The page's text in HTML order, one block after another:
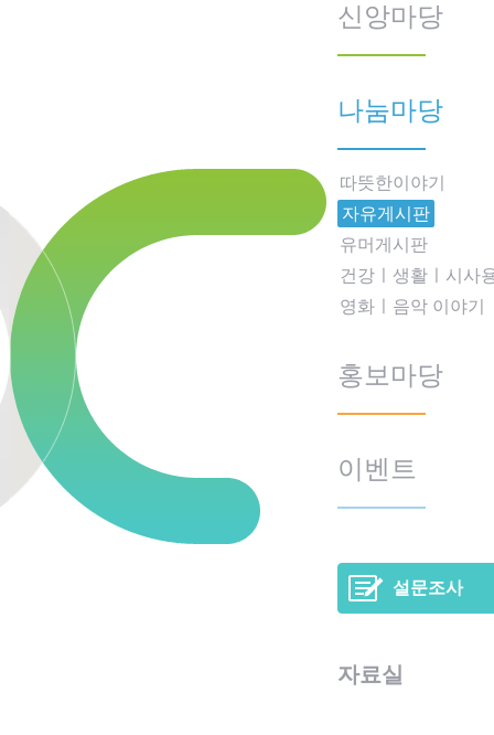
신앙마당
나눔마당
따뜻한이야기
자유게시판
유머게시판
건강ㅣ생활ㅣ시사
영화ㅣ음악 이야기
홍보마당
이벤트
설문조사
자료실